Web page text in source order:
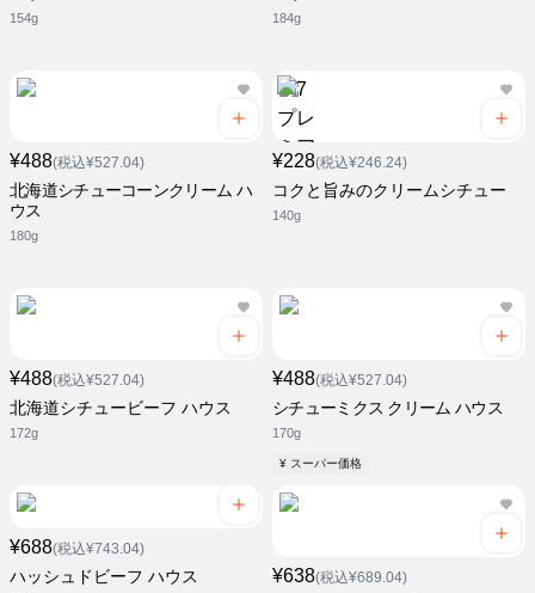
154g 184g
¥488(税込¥527.04)
北海道シチューコーンクリーム ハ
ウス
180g
¥228(税込¥246.24)
コクと旨みのクリームシチュー
140g
¥488(税込¥527.04)
北海道シチュービーフ ハウス
172g
¥488(税込¥527.04)
シチューミクス クリーム ハウス
170g
¥ スーパー価格
¥688(税込¥743.04)
ハッシュドビーフ ハウス ¥638(税込¥689.04)